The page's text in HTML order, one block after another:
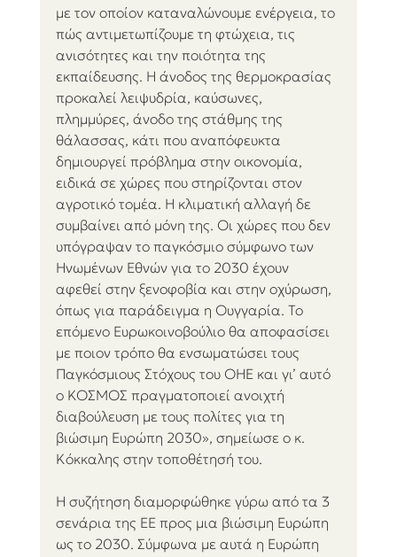
με τον οποίον καταναλώνουμε ενέργεια, το
πώς αντιμετωπίζουμε τη φτώχεια, τις
ανισότητες και την ποιότητα της
εκπαίδευσης. Η άνοδος της θερμοκρασίας
προκαλεί λειψυδρία, καύσωνες,
πλημμύρες, άνοδο της στάθμης της
θάλασσας, κάτι που αναπόφευκτα
δημιουργεί πρόβλημα στην οικονομία,
ειδικά σε χώρες που στηρίζονται στον
αγροτικό τομέα. Η κλιματική αλλαγή δε
συμβαίνει από μόνη της. Οι χώρες που δεν
υπόγραψαν το παγκόσμιο σύμφωνο των
Ηνωμένων Εθνών για το 2030 έχουν
αφεθεί στην ξενοφοβία και στην οχύρωση,
όπως για παράδειγμα η Ουγγαρία. Το
επόμενο Ευρωκοινοβούλιο θα αποφασίσει
με ποιον τρόπο θα ενσωματώσει τους
Παγκόσμιους Στόχους του ΟΗΕ και γι’ αυτό
ο ΚΟΣΜΟΣ πραγματοποιεί ανοιχτή
διαβούλευση με τους πολίτες για τη
βιώσιμη Ευρώπη 2030», σημείωσε ο κ.
Κόκκαλης στην τοποθέτησή του.
Η συζήτηση διαμορφώθηκε γύρω από τα 3
σενάρια της ΕΕ προς μια βιώσιμη Ευρώπη
ως το 2030. Σύμφωνα με αυτά η Ευρώπη